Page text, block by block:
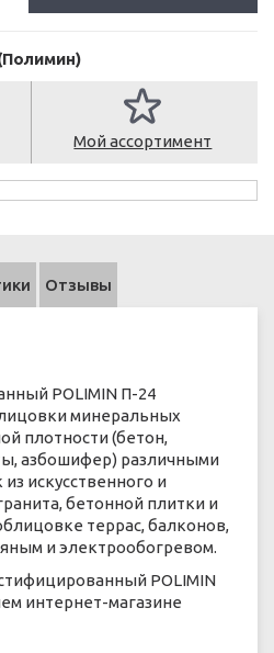
Мой ассортимент
Отзывы
POLIMIN П-24
минеральных
плотности (бетон,
азбошифер) различными
искусственного и
бетонной плитки и
террас, балконов,
и электрообогревом.
POLIMIN
интернет-магазине